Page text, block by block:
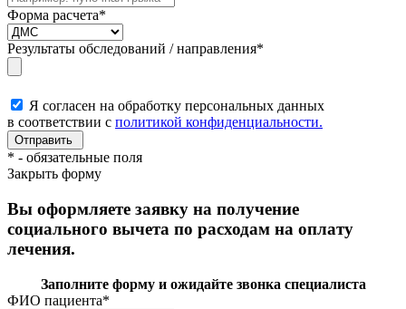
Форма расчета*
Результаты обследований / направления*
Я согласен на обработку персональных данных
в соответствии с политикой конфиденциальности.
* - обязательные поля
Закрыть форму
Вы оформляете заявку на получение
социального вычета по расходам на оплату
лечения.
Заполните форму и ожидайте звонка специалиста
ФИО пациента*